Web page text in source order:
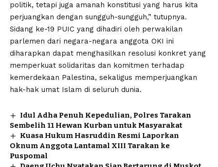
politik, tetapi juga amanah konstitusi yang harus kita
perjuangkan dengan sungguh-sungguh,” tutupnya.
Sidang ke-19 PUIC yang dihadiri oleh perwakilan
parlemen dari negara-negara anggota OKI ini
diharapkan dapat menghasilkan resolusi konkret yang
memperkuat solidaritas dan komitmen terhadap
kemerdekaan Palestina, sekaligus memperjuangkan
hak-hak umat Islam di seluruh dunia.
Idul Adha Penuh Kepedulian, Polres Tarakan
Sembelih 11 Hewan Kurban untuk Masyarakat
Kuasa Hukum Hasruddin Resmi Laporkan
Oknum Anggota Lantamal XIII Tarakan ke
Puspomal